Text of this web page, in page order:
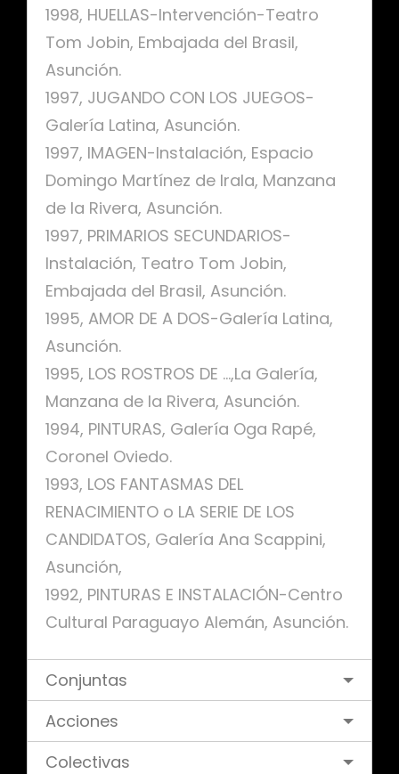
1998, HUELLAS-Intervención-Teatro
Tom Jobin, Embajada del Brasil,
Asunción.
1997, JUGANDO CON LOS JUEGOS-
Galería Latina, Asunción.
1997, IMAGEN-Instalación, Espacio
Domingo Martínez de Irala, Manzana
de la Rivera, Asunción.
1997, PRIMARIOS SECUNDARIOS-
Instalación, Teatro Tom Jobin,
Embajada del Brasil, Asunción.
1995, AMOR DE A DOS-Galería Latina,
Asunción.
1995, LOS ROSTROS DE …,La Galería,
Manzana de la Rivera, Asunción.
1994, PINTURAS, Galería Oga Rapé,
Coronel Oviedo.
1993, LOS FANTASMAS DEL
RENACIMIENTO o LA SERIE DE LOS
CANDIDATOS, Galería Ana Scappini,
Asunción,
1992, PINTURAS E INSTALACIÓN-Centro
Cultural Paraguayo Alemán, Asunción.
Conjuntas
Acciones
Colectivas